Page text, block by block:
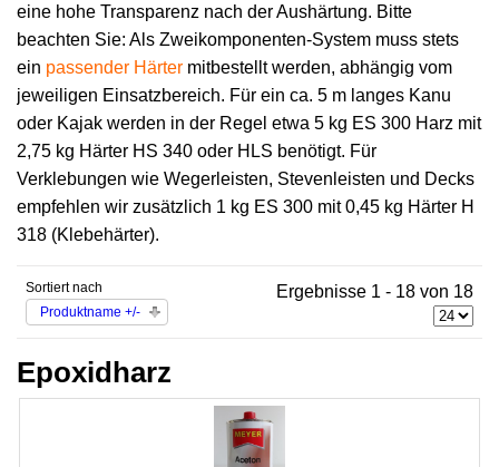
eine hohe Transparenz nach der Aushärtung. Bitte
beachten Sie: Als Zweikomponenten-System muss stets
ein passender Härter mitbestellt werden, abhängig vom
jeweiligen Einsatzbereich. Für ein ca. 5 m langes Kanu
oder Kajak werden in der Regel etwa 5 kg ES 300 Harz mit
2,75 kg Härter HS 340 oder HLS benötigt. Für
Verklebungen wie Wegerleisten, Stevenleisten und Decks
empfehlen wir zusätzlich 1 kg ES 300 mit 0,45 kg Härter H
318 (Klebehärter).
Sortiert nach
Produktname +/-
Ergebnisse 1 - 18 von 18
Epoxidharz